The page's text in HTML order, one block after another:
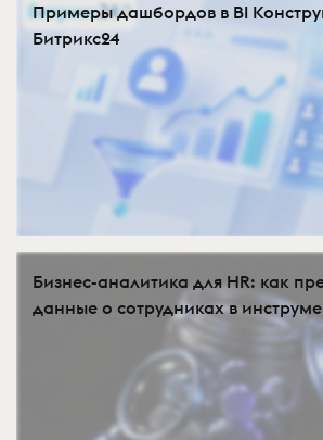
Примеры дашбордов в BI
Битрикс24
Бизнес-аналитика для HR: как
данные о сотрудниках в